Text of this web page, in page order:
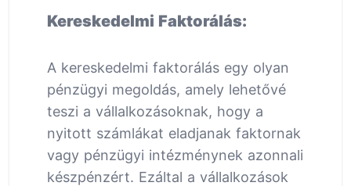
Kereskedelmi Faktorálás:
A kereskedelmi faktorálás egy olyan
pénzügyi megoldás, amely lehetővé
teszi a vállalkozásoknak, hogy a
nyitott számlákat eladjanak faktornak
vagy pénzügyi intézménynek azonnali
készpénzért. Ezáltal a vállalkozások